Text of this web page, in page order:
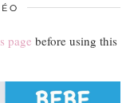
page before using this